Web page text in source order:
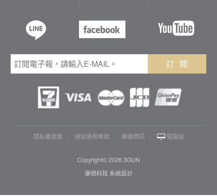
訂 閱
隱私權政策 網站使用條款 聯絡資訊 電腦版
Copyright© 2026 3GUN
康德科技 系統設計